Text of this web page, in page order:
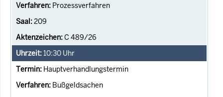
Prozessverfahren
209
C 489/26
10:30 Uhr
Hauptverhandlungstermin
Bußgeldsachen